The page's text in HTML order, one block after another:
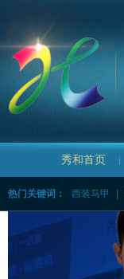
秀和首页
热门关键词： 西装马甲